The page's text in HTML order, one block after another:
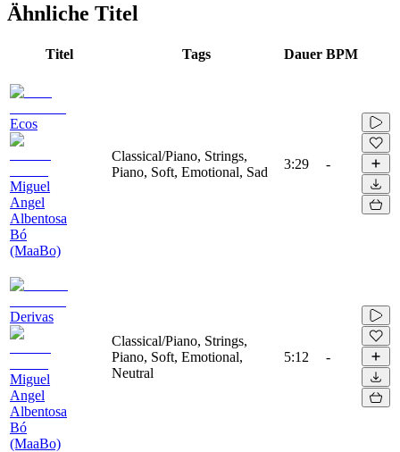
Ähnliche Titel
Titel Tags Dauer BPM
Ecos
Miguel
Angel
Albentosa
Bó
(MaaBo)
Classical/Piano, Strings,
Piano, Soft, Emotional, Sad
3:29 -
Derivas
Miguel
Angel
Albentosa
Bó
(MaaBo)
Classical/Piano, Strings,
Piano, Soft, Emotional,
Neutral
5:12 -